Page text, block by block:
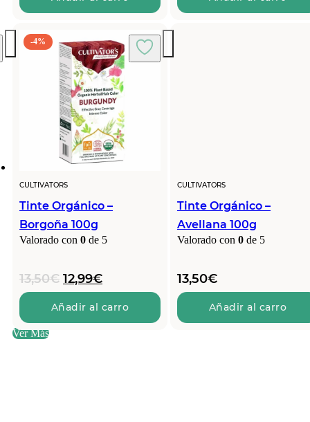
era:
es:
-4%
CULTIVATORS
Tinte Orgánico –
Borgoña 100g
Valorado con 0 de 5
13,50€ El
precio
original
era:
12,99€El
precio
actual
es:
Añadir al carro
CULTIVATORS
Tinte Orgánico –
Avellana 100g
Valorado con 0 de 5
13,50€
Añadir al carro
Ver Más